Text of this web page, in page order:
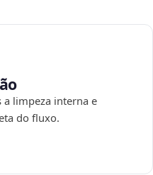
a limpeza interna e
do fluxo.